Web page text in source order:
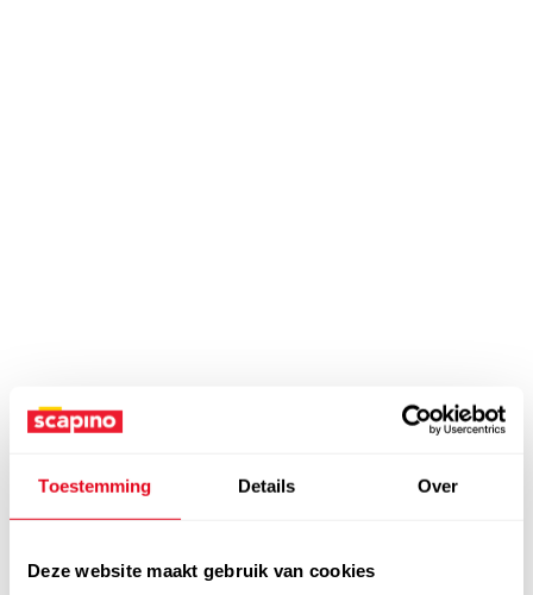
Toestemming Details Over
Deze website maakt gebruik van cookies